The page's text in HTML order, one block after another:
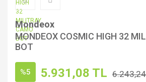
Mondeox
MONDEOX COSMIC HIGH 32
BOT
%5 5.931,08 TL